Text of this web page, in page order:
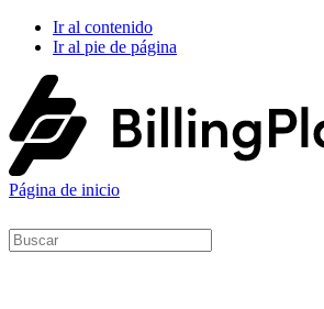
Ir al contenido
Ir al pie de página
Página de inicio